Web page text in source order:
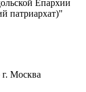
Епархии
патриархат)"
Москва